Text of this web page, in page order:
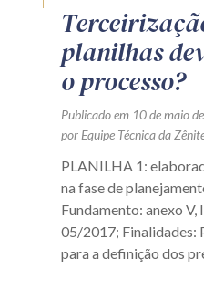
planilhas
o processo?
Publicado em 10 de maio
por Equipe Técnica da
PLANILHA 1:
na fase de
Fundamento: anexo V,
05/2017; Finalidades:
para a definição dos